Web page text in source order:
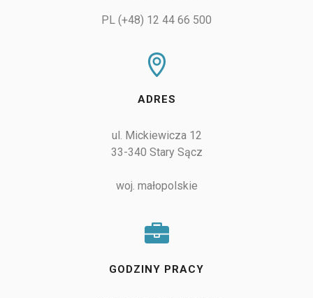
PL (+48) 12 44 66 500
ADRES
ul. Mickiewicza 12
33-340 Stary Sącz
woj. małopolskie
GODZINY PRACY